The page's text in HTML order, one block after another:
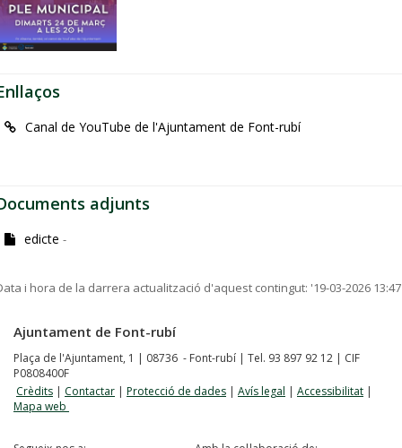
Canal de YouTube de l'Ajuntament de Font-rubí
adjunts
edicte -
i hora de la darrera actualització d'aquest contingut: '19-03-2026 13:47
Ajuntament de Font-rubí
Plaça de l'Ajuntament, 1 | 08736 - Font-rubí | Tel. 93 897 92 12 | CIF
P0808400F
Crèdits | Contactar | Protecció de dades | Avís legal | Accessibilitat |
Mapa web